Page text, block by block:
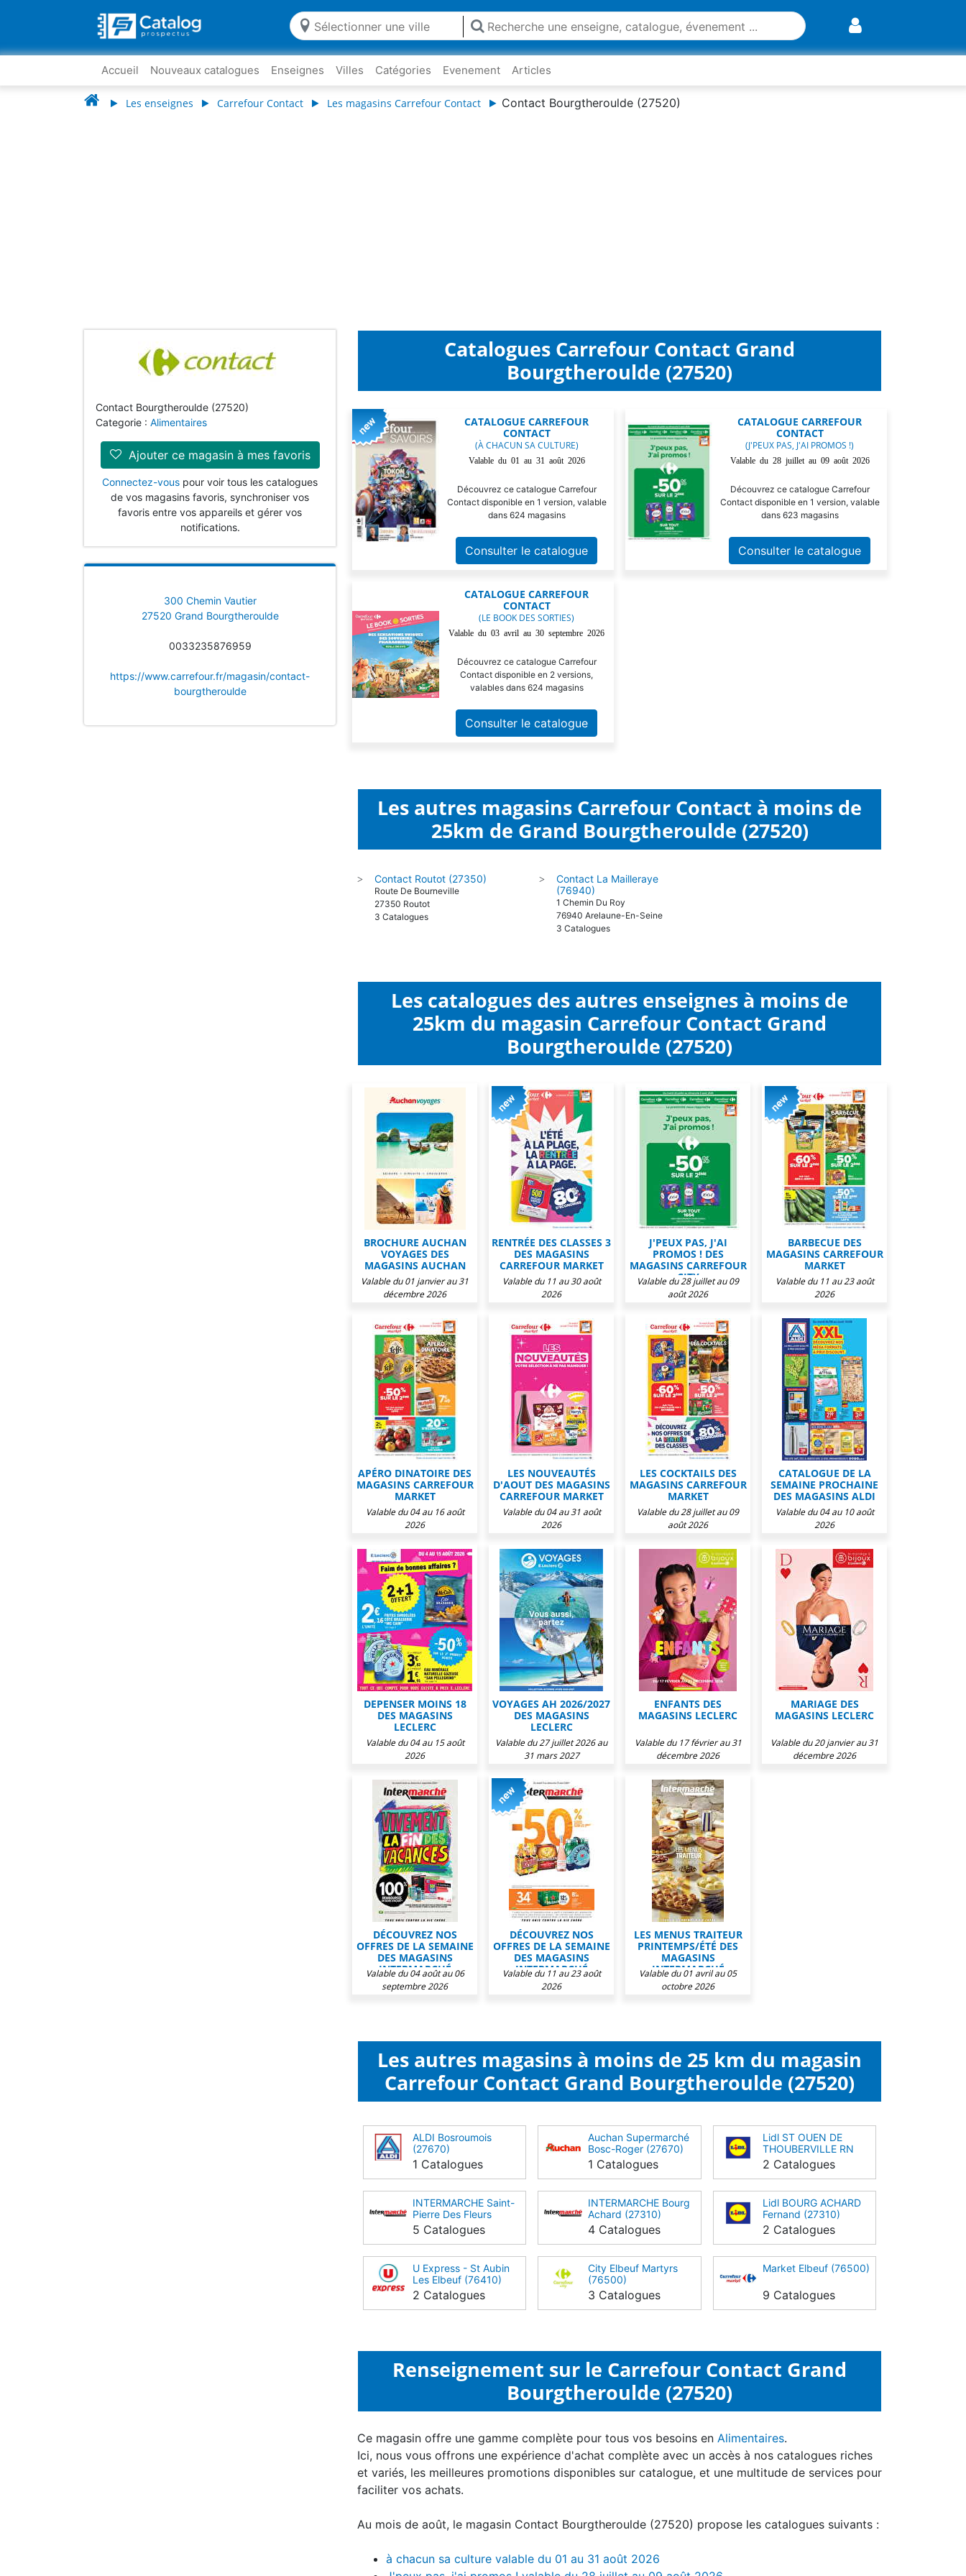
Accueil Nouveaux catalogues Enseignes Villes Catégories Evenement Articles
Les enseignes Carrefour Contact Les magasins Carrefour Contact Contact Bourgtheroulde (27520)
Contact Bourgtheroulde (27520)
Categorie : Alimentaires
Ajouter ce magasin à mes favoris
Connectez-vous pour voir tous les catalogues
de vos magasins favoris, synchroniser vos
favoris entre vos appareils et gérer vos
notifications.
300 Chemin Vautier
27520 Grand Bourgtheroulde
0033235876959
https://www.carrefour.fr/magasin/contact-
bourgtheroulde
Catalogues Carrefour Contact Grand
Bourgtheroulde (27520)
CATALOGUE CARREFOUR
CONTACT
(À CHACUN SA CULTURE)
Valable du 01 au 31 août 2026
Découvrez ce catalogue Carrefour
Contact disponible en 1 version, valable
dans 624 magasins
Consulter le catalogue
CATALOGUE CARREFOUR
CONTACT
(J'PEUX PAS, J'AI PROMOS !)
Valable du 28 juillet au 09 août 2026
Découvrez ce catalogue Carrefour
Contact disponible en 1 version, valable
dans 623 magasins
Consulter le catalogue
CATALOGUE CARREFOUR
CONTACT
(LE BOOK DES SORTIES)
Valable du 03 avril au 30 septembre 2026
Découvrez ce catalogue Carrefour
Contact disponible en 2 versions,
valables dans 624 magasins
Consulter le catalogue
Les autres magasins Carrefour Contact à moins de
25km de Grand Bourgtheroulde (27520)
> Contact Routot (27350)
Route De Bourneville
27350 Routot
3 Catalogues
>
Contact La Mailleraye
(76940)
1 Chemin Du Roy
76940 Arelaune-En-Seine
3 Catalogues
Les catalogues des autres enseignes à moins de
25km du magasin Carrefour Contact Grand
Bourgtheroulde (27520)
BROCHURE AUCHAN
VOYAGES DES
MAGASINS AUCHAN
Valable du 01 janvier au 31
décembre 2026
RENTRÉE DES CLASSES 3
DES MAGASINS
CARREFOUR MARKET
Valable du 11 au 30 août
2026
J'PEUX PAS, J'AI
PROMOS ! DES
MAGASINS CARREFOUR
CITY
Valable du 28 juillet au 09
août 2026
BARBECUE DES
MAGASINS CARREFOUR
MARKET
Valable du 11 au 23 août
2026
APÉRO DINATOIRE DES
MAGASINS CARREFOUR
MARKET
Valable du 04 au 16 août
2026
LES NOUVEAUTÉS
D'AOUT DES MAGASINS
CARREFOUR MARKET
Valable du 04 au 31 août
2026
LES COCKTAILS DES
MAGASINS CARREFOUR
MARKET
Valable du 28 juillet au 09
août 2026
CATALOGUE DE LA
SEMAINE PROCHAINE
DES MAGASINS ALDI
Valable du 04 au 10 août
2026
DEPENSER MOINS 18
DES MAGASINS
LECLERC
Valable du 04 au 15 août
2026
VOYAGES AH 2026/2027
DES MAGASINS
LECLERC
Valable du 27 juillet 2026 au
31 mars 2027
ENFANTS DES
MAGASINS LECLERC
Valable du 17 février au 31
décembre 2026
MARIAGE DES
MAGASINS LECLERC
Valable du 20 janvier au 31
décembre 2026
DÉCOUVREZ NOS
OFFRES DE LA SEMAINE
DES MAGASINS
INTERMARCHÉ
Valable du 04 août au 06
septembre 2026
DÉCOUVREZ NOS
OFFRES DE LA SEMAINE
DES MAGASINS
INTERMARCHÉ
Valable du 11 au 23 août
2026
LES MENUS TRAITEUR
PRINTEMPS/ÉTÉ DES
MAGASINS
INTERMARCHÉ
Valable du 01 avril au 05
octobre 2026
Les autres magasins à moins de 25 km du magasin
Carrefour Contact Grand Bourgtheroulde (27520)
ALDI Bosroumois
(27670)
1 Catalogues
Auchan Supermarché
Bosc-Roger (27670)
1 Catalogues
Lidl ST OUEN DE
THOUBERVILLE RN
175 (27310)
2 Catalogues
INTERMARCHE Saint-
Pierre Des Fleurs
(27370)
5 Catalogues
INTERMARCHE Bourg
Achard (27310)
4 Catalogues
Lidl BOURG ACHARD
Fernand (27310)
2 Catalogues
U Express - St Aubin
Les Elbeuf (76410)
2 Catalogues
City Elbeuf Martyrs
(76500)
3 Catalogues
Market Elbeuf (76500)
9 Catalogues
Renseignement sur le Carrefour Contact Grand
Bourgtheroulde (27520)
Ce magasin offre une gamme complète pour tous vos besoins en Alimentaires.
Ici, nous vous offrons une expérience d'achat complète avec un accès à nos catalogues riches
et variés, les meilleures promotions disponibles sur catalogue, et une multitude de services pour
faciliter vos achats.
Au mois de août, le magasin Contact Bourgtheroulde (27520) propose les catalogues suivants :
à chacun sa culture valable du 01 au 31 août 2026